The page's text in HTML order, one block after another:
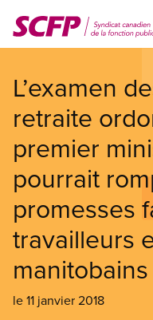
au
contenu
L’examen
retraite
premier
pourrait
promesses
travailleurs
manitobains
le 11 janvier 2018